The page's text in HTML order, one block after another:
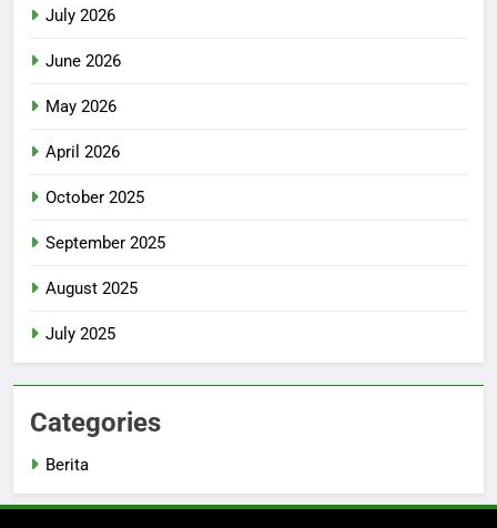
July 2026
June 2026
May 2026
April 2026
October 2025
September 2025
August 2025
July 2025
Categories
Berita